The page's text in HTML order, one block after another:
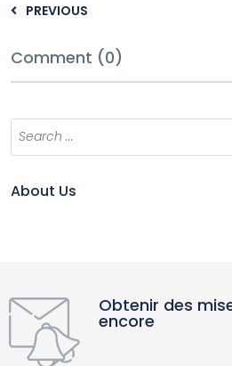
PREVIOUS
Comment (0)
About Us
Obtenir des
encore